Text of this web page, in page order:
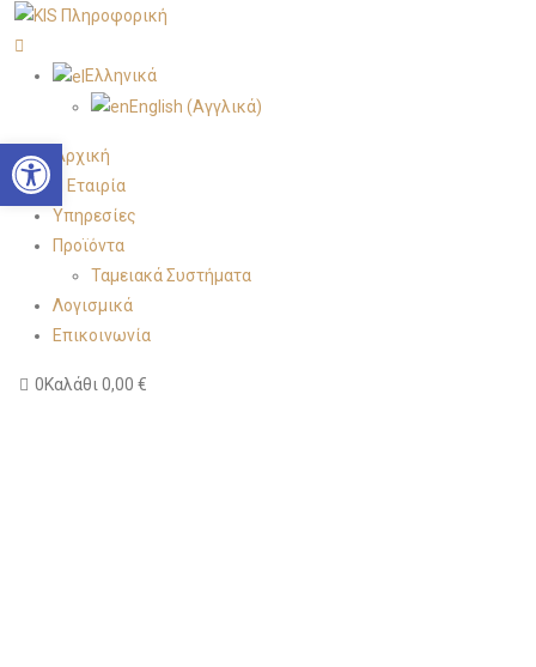
Ελληνικά
English (Αγγλικά)
Αρχική
Η Εταιρία
Υπηρεσίες
Προϊόντα
Ταμειακά Συστήματα
Λογισμικά
Επικοινωνία
0Καλάθι0,00 €
Open toolbar